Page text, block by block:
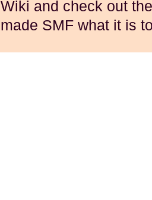
Wiki and check out
made SMF what it is